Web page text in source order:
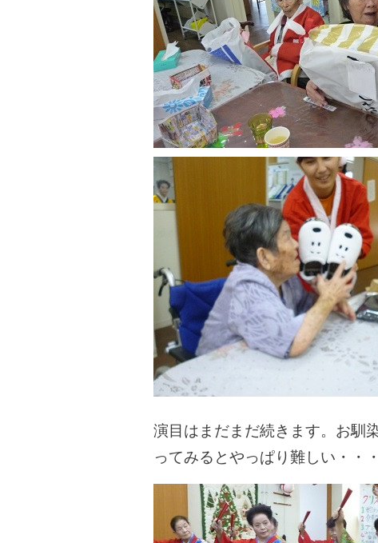
演目はまだまだ続きます。お馴
ってみるとやっぱり難しい・・